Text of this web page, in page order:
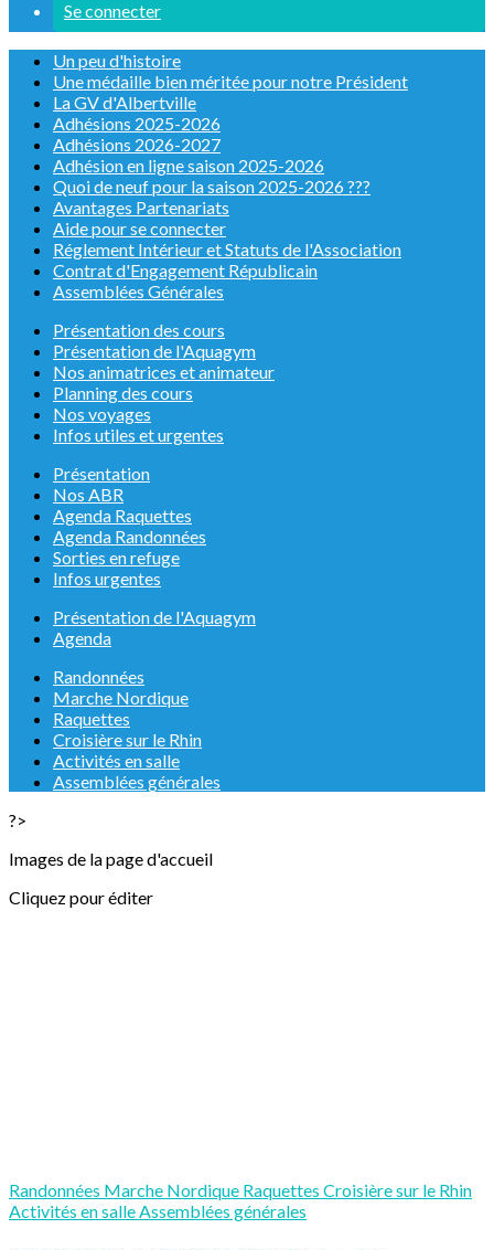
Se connecter
Un peu d'histoire
Une médaille bien méritée pour notre Président
La GV d'Albertville
Adhésions 2025-2026
Adhésions 2026-2027
Adhésion en ligne saison 2025-2026
Quoi de neuf pour la saison 2025-2026 ???
Avantages Partenariats
Aide pour se connecter
Réglement Intérieur et Statuts de l'Association
Contrat d'Engagement Républicain
Assemblées Générales
Présentation des cours
Présentation de l'Aquagym
Nos animatrices et animateur
Planning des cours
Nos voyages
Infos utiles et urgentes
Présentation
Nos ABR
Agenda Raquettes
Agenda Randonnées
Sorties en refuge
Infos urgentes
Présentation de l'Aquagym
Agenda
Randonnées
Marche Nordique
Raquettes
Croisière sur le Rhin
Activités en salle
Assemblées générales
?>
Images de la page d'accueil
Cliquez pour éditer
Randonnées Marche Nordique Raquettes Croisière sur le Rhin
Activités en salleAssemblées générales